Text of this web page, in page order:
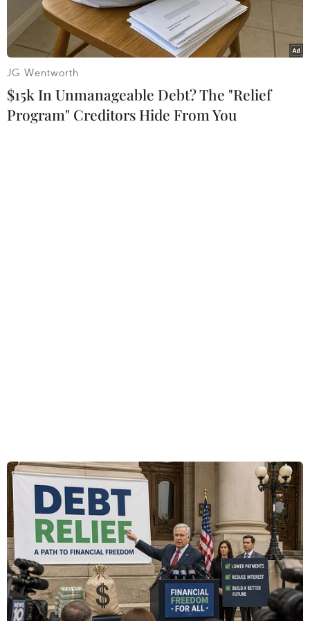
kết hành động hòa bình sau khi chính phủ thực
hiện vụ trấn áp người biểu tình ủng hộ Tổng
thống bị lật đổ Mohamed Morsi, khiến 464
người thiệt mạng.
Trên trạng Twitter, phát ngôn viên MB Gehad
El-Haddad nêu rõ: "Chúng tôi sẽ luôn hành động
động bắn giết (của chính quyền)."
Cùng ngày, Thủ tướng Thổ Nhĩ Kỳ Tayyip
Erdogan hối thúc Hội đồng Bảo an Liên hợp
quốc họp khẩn cấp về tình hình Ai Cập. Còn
Australia và New Zealand cho rằng tình trạng
bạo lực ở quốc gia Bắc Phí này là một thảm họa
khủng khiếp và kêu gọi cả quân đội cũng như
JG Wentworth
$15k In Unmanageable Debt? The "Relief
Program" Creditors Hide From You